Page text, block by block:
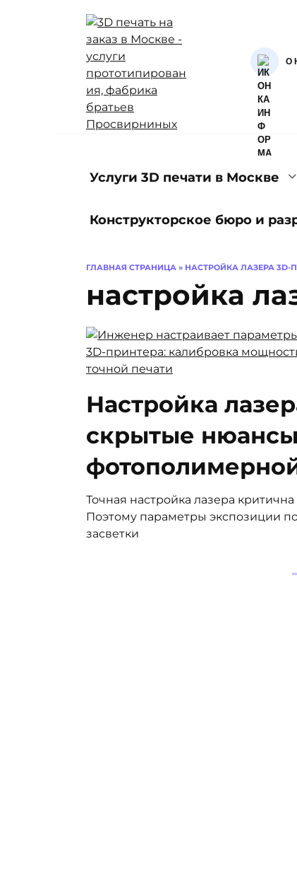
О
Услуги 3D печати в Москве
Конструкторское бюро и
ГЛАВНАЯ СТРАНИЦА » НАСТРОЙКА ЛАЗЕРА 3D-
настройка
Настройка
скрытые
Точная настройка лазера
Поэтому параметры экспозиции
засветки